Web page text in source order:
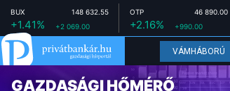
BUX 148 632.55
+1.41% +2 069.00
OTP 46 890.00
+2.16% +990.00
VÁMHÁBORÚ
GAZDASÁGI HŐMÉRŐ